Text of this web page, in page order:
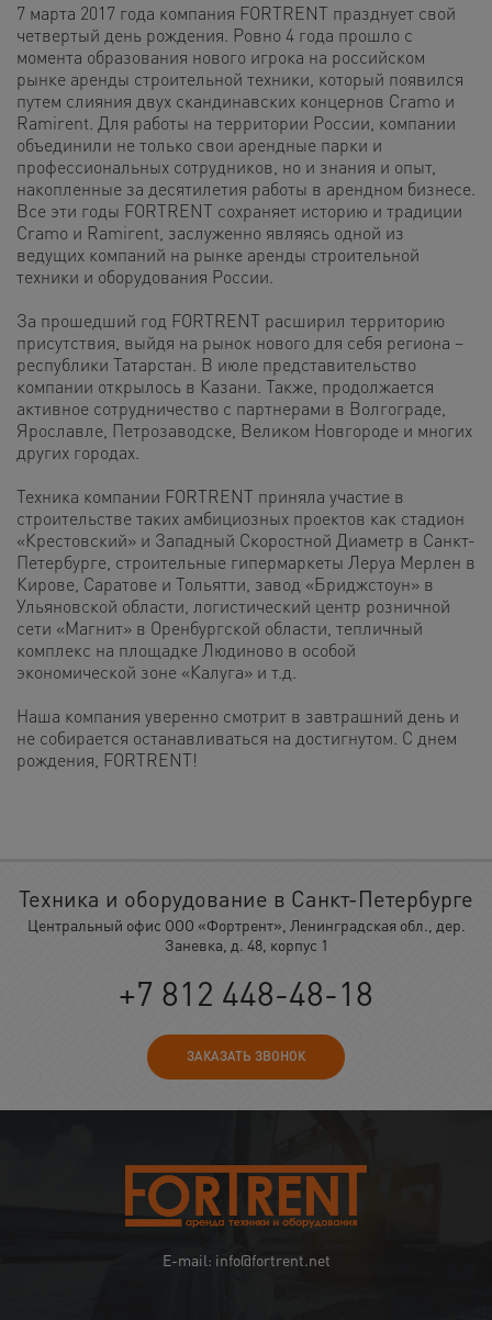
7 марта 2017 года компания FORTRENT празднует свой
четвертый день рождения. Ровно 4 года прошло с
момента образования нового игрока на российском
рынке аренды строительной техники, который появился
путем слияния двух скандинавских концернов Cramo и
Ramirent. Для работы на территории России, компании
объединили не только свои арендные парки и
профессиональных сотрудников, но и знания и опыт,
накопленные за десятилетия работы в арендном бизнесе.
Все эти годы FORTRENT сохраняет историю и традиции
Cramo и Ramirent, заслуженно являясь одной из
ведущих компаний на рынке аренды строительной
техники и оборудования России.
За прошедший год FORTRENT расширил территорию
присутствия, выйдя на рынок нового для себя региона –
республики Татарстан. В июле представительство
компании открылось в Казани. Также, продолжается
активное сотрудничество с партнерами в Волгограде,
Ярославле, Петрозаводске, Великом Новгороде и многих
других городах.
Техника компании FORTRENT приняла участие в
строительстве таких амбициозных проектов как стадион
«Крестовский» и Западный Скоростной Диаметр в Санкт-
Петербурге, строительные гипермаркеты Леруа Мерлен в
Кирове, Саратове и Тольятти, завод «Бриджстоун» в
Ульяновской области, логистический центр розничной
сети «Магнит» в Оренбургской области, тепличный
комплекс на площадке Людиново в особой
экономической зоне «Калуга» и т.д.
Наша компания уверенно смотрит в завтрашний день и
не собирается останавливаться на достигнутом. С днем
рождения, FORTRENT!
Техника и оборудование в Санкт-Петербурге
Центральный офис ООО «Фортрент», Ленинградская обл., дер.
Заневка, д. 48, корпус 1
+7 812 448-48-18
ЗАКАЗАТЬ ЗВОНОК
E-mail: info@fortrent.net